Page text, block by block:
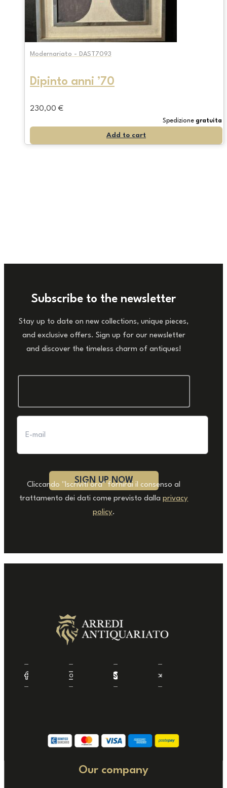
Modernariato - DAST7093
Dipinto anni ’70
230,00 €
Spedizione gratuita
Add to cart
Subscribe to the newsletter
Stay up to date on new collections, unique pieces,
and exclusive offers. Sign up for our newsletter
and discover the timeless charm of antiques!
Cliccando "Iscriviti ora" fornirai il consenso al
trattamento dei dati come previsto dallaprivacy
policy.
Our company